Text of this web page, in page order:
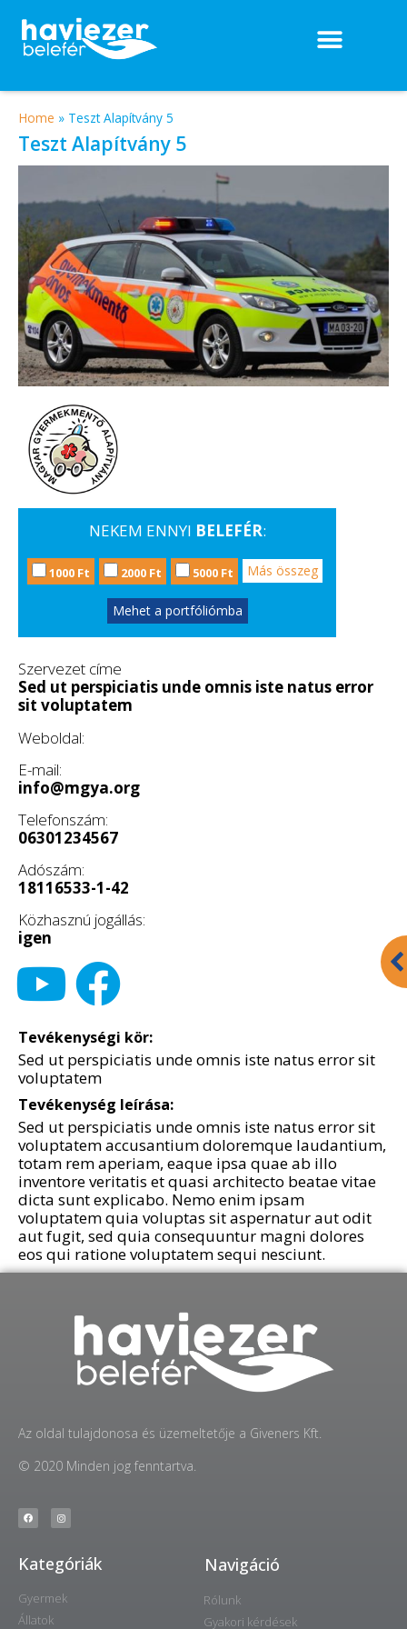
Home » Teszt Alapítvány 5
Teszt Alapítvány 5
NEKEM ENNYI BELEFÉR:
1000 Ft 2000 Ft 5000 Ft Más összeg
Mehet a portfóliómba
Szervezet címe
Sed ut perspiciatis unde omnis iste natus error
sit voluptatem
Weboldal:
E-mail:
info@mgya.org
Telefonszám:
06301234567
Adószám:
18116533-1-42
Közhasznú jogállás:
igen
Tevékenységi kör:
Sed ut perspiciatis unde omnis iste natus error sit
voluptatem
Tevékenység leírása:
Sed ut perspiciatis unde omnis iste natus error sit
voluptatem accusantium doloremque laudantium,
totam rem aperiam, eaque ipsa quae ab illo
inventore veritatis et quasi architecto beatae vitae
dicta sunt explicabo. Nemo enim ipsam
voluptatem quia voluptas sit aspernatur aut odit
aut fugit, sed quia consequuntur magni dolores
eos qui ratione voluptatem sequi nesciunt.
Az oldal tulajdonosa és üzemeltetője a Giveners Kft.
© 2020 Minden jog fenntartva.
Kategóriák
Gyermek
Állatok
Navigáció
Rólunk
Gyakori kérdések